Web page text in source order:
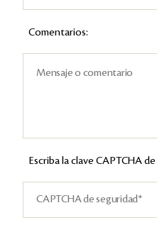
Comentarios:
Escriba la clave CAPTCHA